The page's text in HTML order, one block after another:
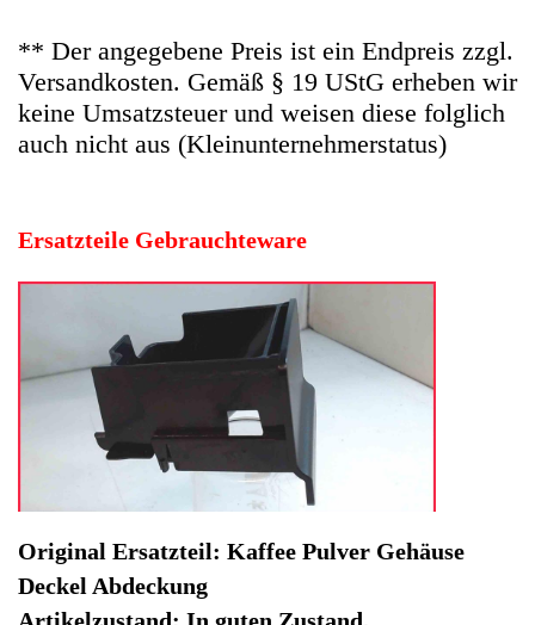
Original Ersatzteil: Kaffee Pulver Gehäuse
Deckel Abdeckung
Hersteller: Bosch
Kategorie: Kaffeevollautomat
EAN: 4064816464636
Herstellernummer: 119183
Produktart: Kaffee Pulver Gehäuse Deckel Abdeckung
Artikelzustand: Gebrauchteware
Kaffee Pulver Gehäuse Deckel Abdeckung VeroCafe
LattePro TES51553DE. Original Ersatzteil: Kaffee Pulver
Sofort lieferbar
Noch 1 Stück verfügbar / InStock